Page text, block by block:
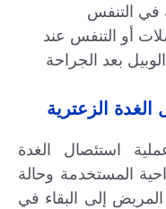
في التنفس
أو التنفس عند
بعد الجراحة
الغدة الزعترية
استئصال الغدة
المستخدمة وحالة
المريض إلى البقاء في